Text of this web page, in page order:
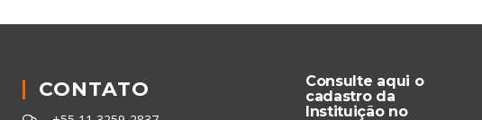
CONTATO
Consulte aqui o
cadastro da
Instituição no